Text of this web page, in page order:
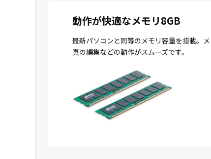
動作が快適なメモリ8GB
最新パソコンと同等のメモリ容量を搭載。
真の編集などの動作がスムーズです。